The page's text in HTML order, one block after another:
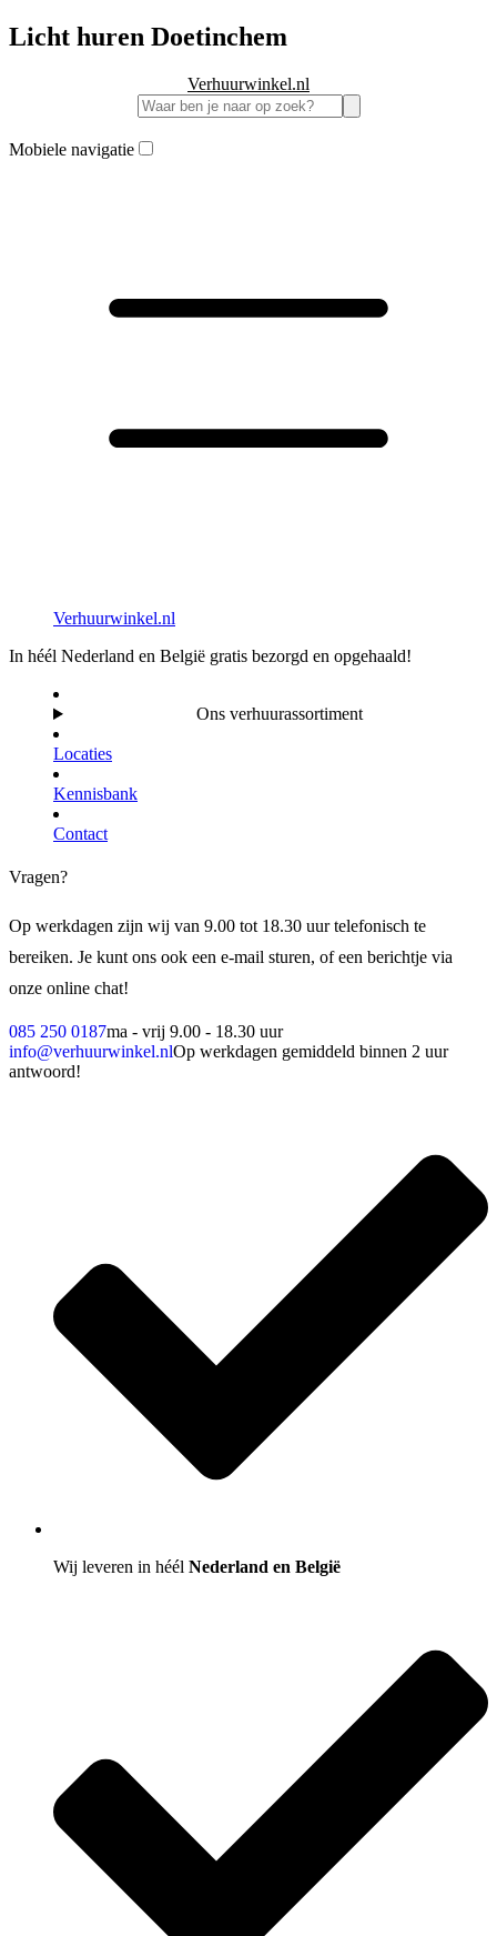
Licht huren Doetinchem
Verhuurwinkel.nl
Mobiele navigatie
Verhuurwinkel.nl
In héél Nederland en België gratis bezorgd en opgehaald!
Ons verhuurassortiment
Locaties
Kennisbank
Contact
Vragen?
Op werkdagen zijn wij van 9.00 tot 18.30 uur telefonisch te
bereiken. Je kunt ons ook een e-mail sturen, of een berichtje via
onze online chat!
085 250 0187ma - vrij 9.00 - 18.30 uur
info@verhuurwinkel.nlOp werkdagen gemiddeld binnen 2 uur
antwoord!
Wij leveren in héél Nederland en België